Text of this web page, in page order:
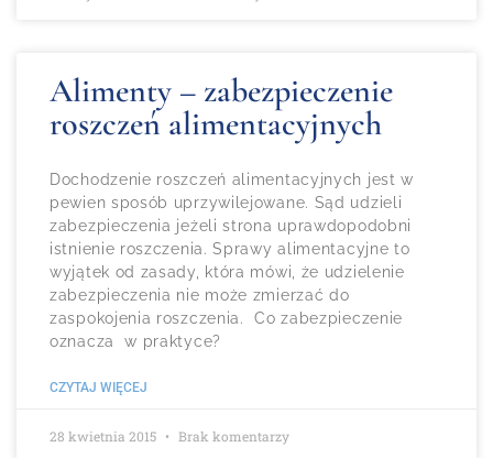
Alimenty – zabezpieczenie
roszczeń alimentacyjnych
Dochodzenie roszczeń alimentacyjnych jest w
pewien sposób uprzywilejowane. Sąd udzieli
zabezpieczenia jeżeli strona uprawdopodobni
istnienie roszczenia. Sprawy alimentacyjne to
wyjątek od zasady, która mówi, że udzielenie
zabezpieczenia nie może zmierzać do
zaspokojenia roszczenia. Co zabezpieczenie
oznacza w praktyce?
CZYTAJ WIĘCEJ
28 kwietnia 2015 Brak komentarzy